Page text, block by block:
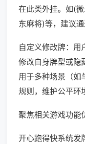
在此类外挂。如(
东麻将)等，建议
自定义修改牌：用
修改自身牌型或隐
用于多种场景（如
规则，维护公平环
聚焦相关游戏功能
开心跑得快系统发